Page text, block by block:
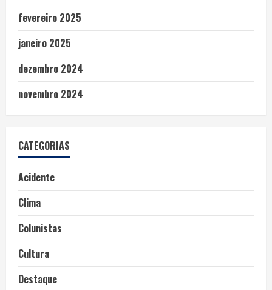
fevereiro 2025
janeiro 2025
dezembro 2024
novembro 2024
CATEGORIAS
Acidente
Clima
Colunistas
Cultura
Destaque